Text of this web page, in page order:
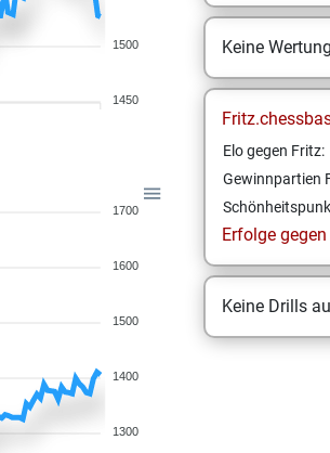
1500
1450
1700
1600
1500
1400
1300
Keine
Elo gegen Fritz:
Gewinnpartien
Erfolge
Keine Drills